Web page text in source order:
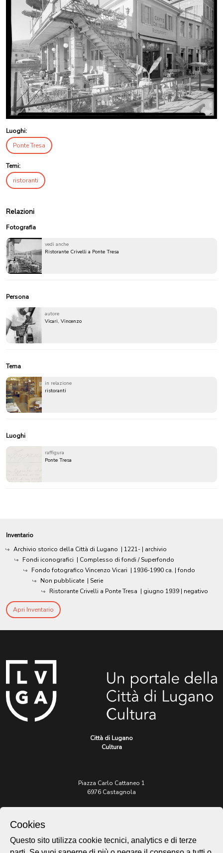
Luoghi:
Ponte Tresa
Temi:
ristoranti
Relazioni
Fotografia
vedi anche
Ristorante Crivelli a Ponte Tresa
Persona
autore
Vicari, Vincenzo
Tema
in relazione
ristoranti
Luoghi
raffigura
Ponte Tresa
Inventario
Archivio storico della Città di Lugano | 1221- | archivio
Fondi iconografici | Complesso di fondi / Superfondo
Fondo fotografico Vincenzo Vicari | 1936-1990 ca. | fondo
Non pubblicate | Serie
Ristorante Crivelli a Ponte Tresa | giugno 1939 | negativo
Apri Inventario
Città di Lugano
Cultura
Piazza Carlo Cattaneo 1
6976 Castagnola
patrimonio@lugano.ch
t. +41 58 866 68 50
Cookies
Questo sito utilizza cookie tecnici, analytics e di terze